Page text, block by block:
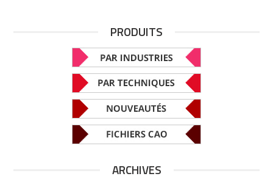
PRODUITS
ARCHIVES